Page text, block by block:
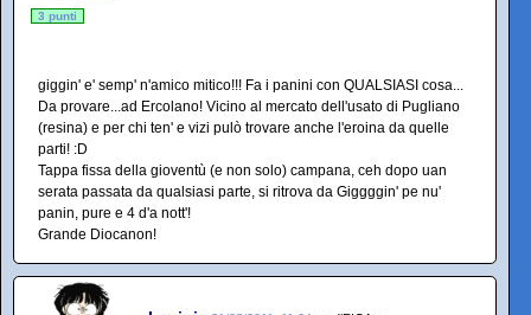
3 punti
giggin' e' semp' n'amico mitico!!! Fa i panini con QUALSIASI cosa...
Da provare...ad Ercolano! Vicino al mercato dell'usato di Pugliano
(resina) e per chi ten' e vizi pulò trovare anche l'eroina da quelle
parti! :D
Tappa fissa della gioventù (e non solo) campana, ceh dopo uan
serata passata da qualsiasi parte, si ritrova da Giggggin' pe nu'
panin, pure e 4 d'a nott'!
Grande Diocanon!